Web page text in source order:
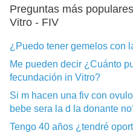
Preguntas más
Vitro - FIV
¿Puedo tener gemelos con
Me pueden decir ¿Cuánto
fecundación in Vitro?
Si m hacen una fiv con
bebe sera la d la donante
Tengo 40 años ¿tendré